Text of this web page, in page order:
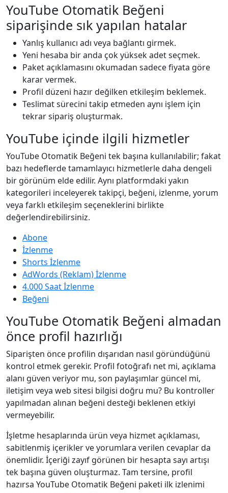
YouTube Otomatik Beğeni
siparişinde sık yapılan hatalar
Yanlış kullanıcı adı veya bağlantı girmek.
Yeni hesaba bir anda çok yüksek adet seçmek.
Paket açıklamasını okumadan sadece fiyata göre
karar vermek.
Profil düzeni hazır değilken etkileşim beklemek.
Teslimat sürecini takip etmeden aynı işlem için
tekrar sipariş oluşturmak.
YouTube içinde ilgili hizmetler
YouTube Otomatik Beğeni tek başına kullanılabilir; fakat
bazı hedeflerde tamamlayıcı hizmetlerle daha dengeli
bir görünüm elde edilir. Aynı platformdaki yakın
kategorileri inceleyerek takipçi, beğeni, izlenme, yorum
veya farklı etkileşim seçeneklerini birlikte
değerlendirebilirsiniz.
Abone
İzlenme
Shorts İzlenme
AdWords (Reklam) İzlenme
4.000 Saat İzlenme
Beğeni
YouTube Otomatik Beğeni almadan
önce profil hazırlığı
Siparişten önce profilin dışarıdan nasıl göründüğünü
kontrol etmek gerekir. Profil fotoğrafı net mi, açıklama
alanı güven veriyor mu, son paylaşımlar güncel mi,
iletişim veya web sitesi bilgisi doğru mu? Bu kontroller
yapılmadan alınan beğeni desteği beklenen etkiyi
vermeyebilir.
İşletme hesaplarında ürün veya hizmet açıklaması,
sabitlenmiş içerikler ve yorumlara verilen cevaplar da
önemlidir. İçeriği zayıf görünen bir hesapta sayı artışı
tek başına güven oluşturmaz. Tam tersine, profil
hazırsa YouTube Otomatik Beğeni paketi ilk izlenimi